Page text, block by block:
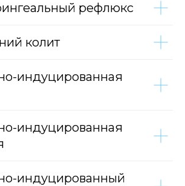
рефлюкс
колит
индуцированная
индуцированная
индуцированный